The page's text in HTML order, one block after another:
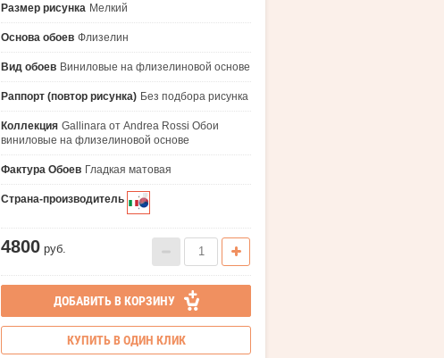
Размер рисунка Мелкий
Основа обоев Флизелин
Вид обоев Виниловые на флизелиновой основе
Раппорт (повтор рисунка) Без подбора рисунка
Коллекция Gallinara от Andrea Rossi Обои
виниловые на флизелиновой основе
Фактура Обоев Гладкая матовая
Страна-производитель
4800 руб.
ДОБАВИТЬ В КОРЗИНУ
КУПИТЬ В ОДИН КЛИК